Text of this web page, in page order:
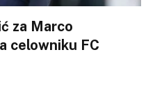
za Marco
celowniku FC